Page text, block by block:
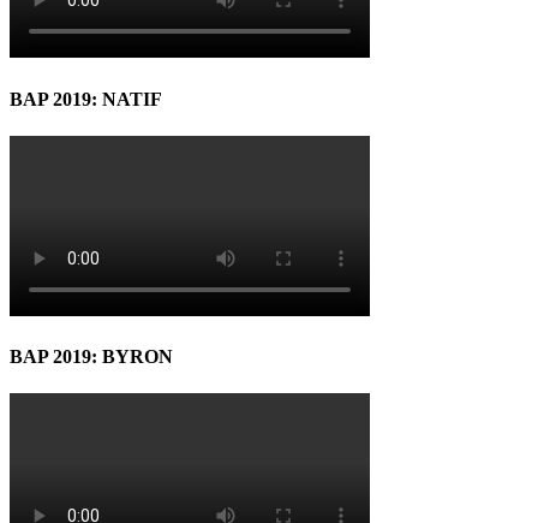
BAP 2019: NATIF
BAP 2019: BYRON